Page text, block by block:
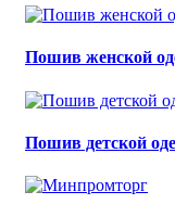
Пошив женской
Пошив детской